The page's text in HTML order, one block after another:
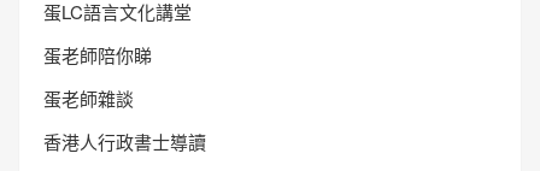
蛋LC語言文化講堂
蛋老師陪你睇
蛋老師雜談
香港人行政書士導讀